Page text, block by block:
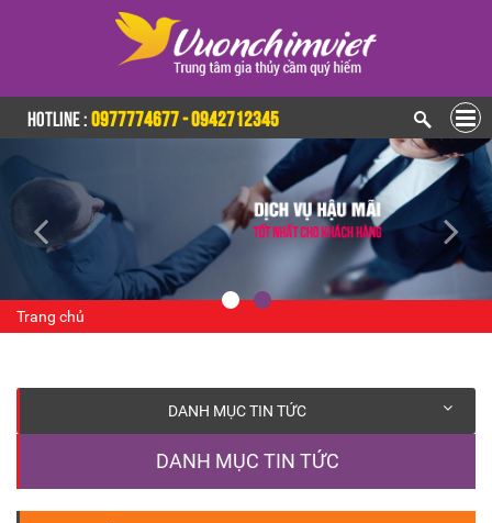
HOTLINE :0977774677 - 0942712345
Trang chủ
DANH MỤC TIN TỨC
DANH MỤC TIN TỨC